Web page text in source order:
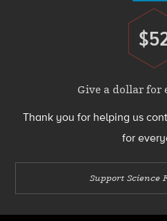
Give a dollar for
Thank you for helping us
for
Support Science